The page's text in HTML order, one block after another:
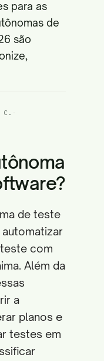
para as
de
são
C.
de teste
com
Além da
a
planos e
testes em